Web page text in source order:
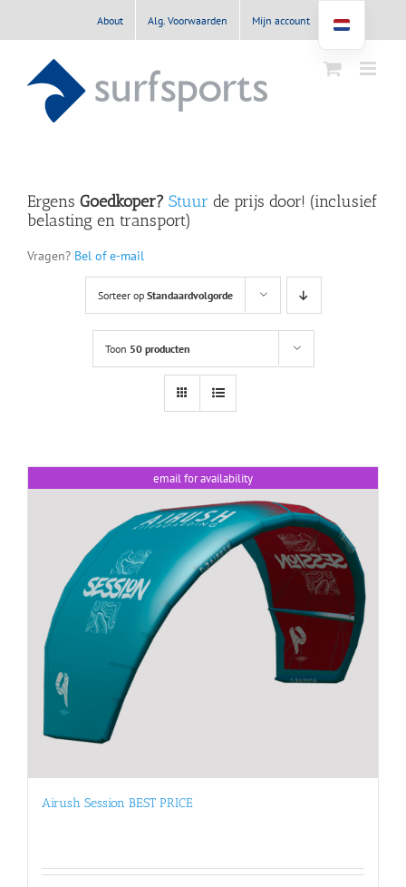
inhoud
About Alg. Voorwaarden Mijn account
Ergens Goedkoper? Stuur de prijs door! (inclusief
belasting en transport)
Vragen? Bel of e-mail
Sorteer op Standaardvolgorde
Toon 50 producten
email for availability
Airush Session BEST PRICE